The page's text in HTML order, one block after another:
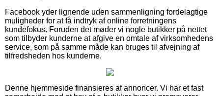
Facebook yder lignende uden sammenligning fordelagtige
muligheder for at få indtryk af online forretningens
kundefokus. Foruden det møder vi nogle butikker på nettet
som tilbyder kunderne at afgive en omtale af virksomhedens
service, som på samme måde kan bruges til afvejning af
tilfredsheden hos kunderne.
Denne hjemmeside finansieres af annoncer. Vi har et fast